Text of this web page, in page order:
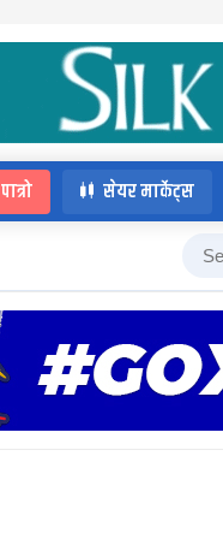
पात्रो सेयर मार्केट्स